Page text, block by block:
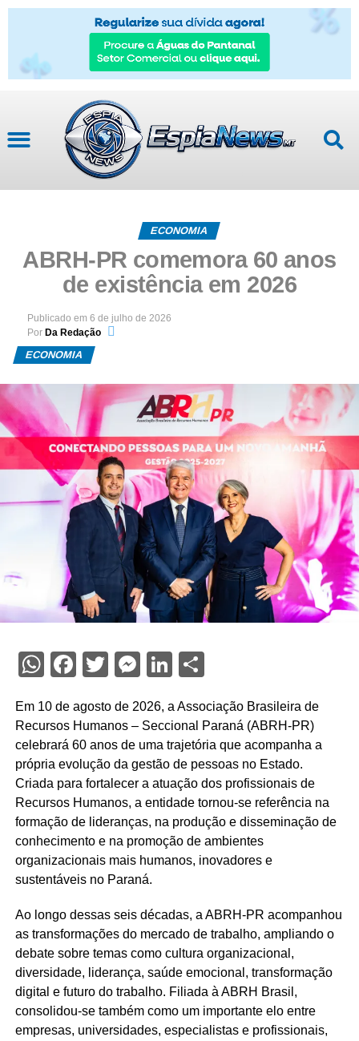
ECONOMIA
ABRH-PR comemora 60 anos
de existência em 2026
Publicado em 6 de julho de 2026
Por Da Redação
ECONOMIA
WhatsApp
Facebook
Twitter
Messenger
LinkedIn
Share
Em 10 de agosto de 2026, a Associação Brasileira de
Recursos Humanos – Seccional Paraná (ABRH-PR)
celebrará 60 anos de uma trajetória que acompanha a
própria evolução da gestão de pessoas no Estado.
Criada para fortalecer a atuação dos profissionais de
Recursos Humanos, a entidade tornou-se referência na
formação de lideranças, na produção e disseminação de
conhecimento e na promoção de ambientes
organizacionais mais humanos, inovadores e
sustentáveis no Paraná.
Ao longo dessas seis décadas, a ABRH-PR acompanhou
as transformações do mercado de trabalho, ampliando o
debate sobre temas como cultura organizacional,
diversidade, liderança, saúde emocional, transformação
digital e futuro do trabalho. Filiada à ABRH Brasil,
consolidou-se também como um importante elo entre
empresas, universidades, especialistas e profissionais,